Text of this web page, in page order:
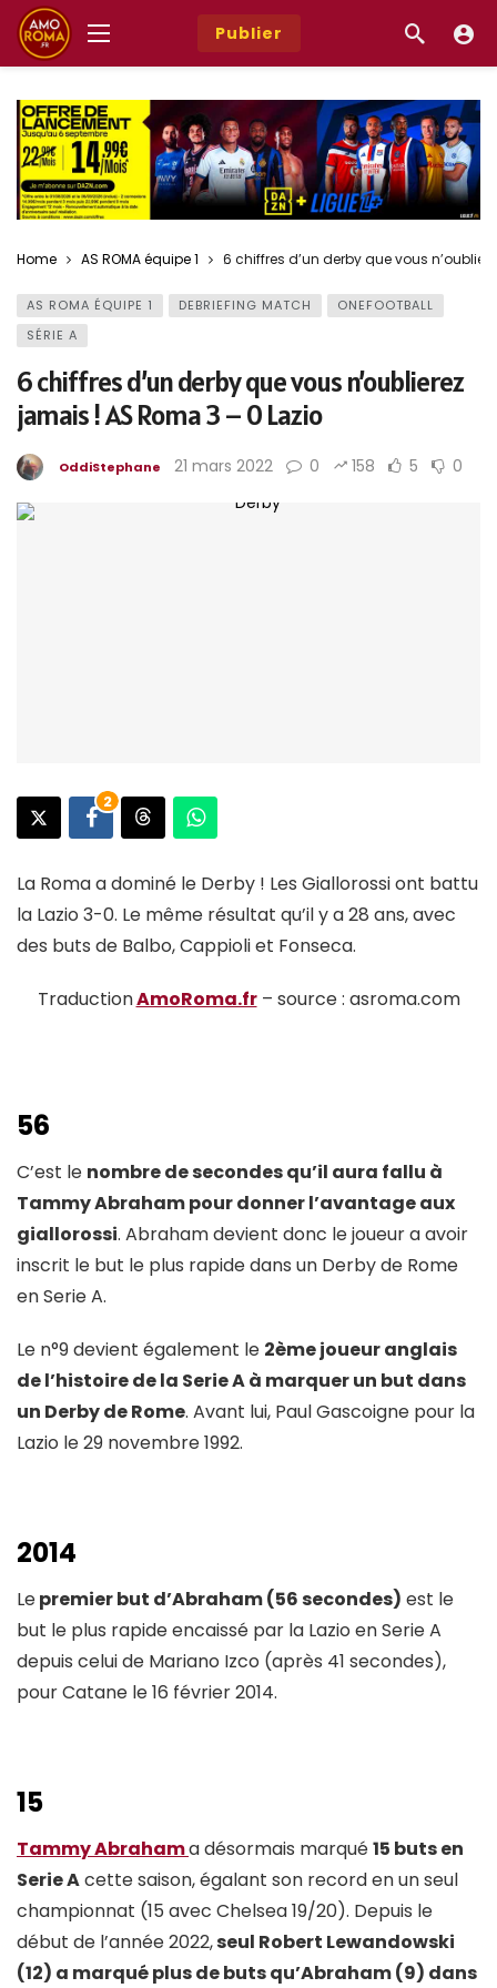
Publier
Home AS ROMA équipe 1 6 chiffres d’un derby que vous
AS ROMA ÉQUIPE 1 DEBRIEFING MATCH
ONEFOOTBALL
SÉRIE A
6 chiffres d’un derby que vous n’oublierez
jamais ! AS Roma 3 – 0 Lazio
OddiStephane 21 mars 2022 0 158 5 0
2
La Roma a dominé le Derby ! Les Giallorossi ont battu
la Lazio 3-0. Le même résultat qu’il y a 28 ans, avec
des buts de Balbo, Cappioli et Fonseca.
TraductionAmoRoma.fr– source : asroma.com
56
C’est le nombre de secondes qu’il aura fallu à
Tammy Abraham pour donner l’avantage aux
giallorossi. Abraham devient donc le joueur a avoir
inscrit le but le plus rapide dans un Derby de Rome
en Serie A.
Le n°9 devient également le 2ème joueur anglais
de l’histoire de la Serie A à marquer un but dans
un Derby de Rome. Avant lui, Paul Gascoigne pour la
Lazio le 29 novembre 1992.
2014
Lepremier but d’Abraham (56 secondes) est le
but le plus rapide encaissé par la Lazio en Serie A
depuis celui de Mariano Izco (après 41 secondes),
pour Catane le 16 février 2014.
15
Tammy Abrahama désormais marqué15 buts en
Serie Acette saison, égalant son record en un seul
championnat (15 avec Chelsea 19/20). Depuis le
début de l’année 2022,seul Robert Lewandowski
(12) a marqué plus de buts qu’Abraham (9) dans